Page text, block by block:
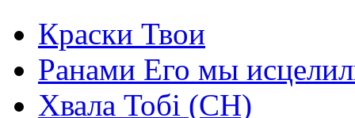
Краски Твои
Ранами Его мы
Хвала Тобі (СН)